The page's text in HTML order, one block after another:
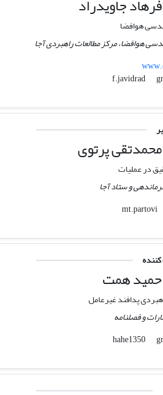
جاویدراد
هوافضا
هوافضا، مرکز مطالعات راهبردی آجا
پرتوی
در عملیات
و ستاد آجا
همت
پدافند غیرعامل
و فصلنامه